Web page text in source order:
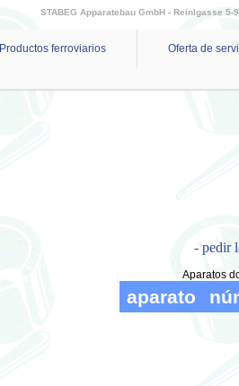
STABEG Apparatebau GmbH - Reinlgasse 5-
Productos ferroviarios Oferta de
- pedir
Aparatos
aparato